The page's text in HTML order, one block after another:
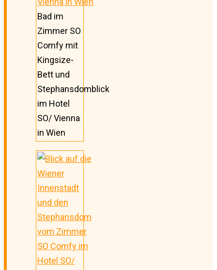
Bad im
Zimmer SO
Comfy mit
Kingsize-
Bett und
Stephansdomblick
im Hotel
SO/ Vienna
in Wien